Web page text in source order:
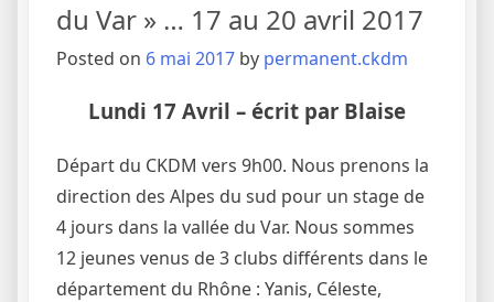
du Var » … 17 au 20 avril 2017
Posted on 6 mai 2017 by permanent.ckdm
Lundi 17 Avril – écrit par Blaise
Départ du CKDM vers 9h00. Nous prenons la
direction des Alpes du sud pour un stage de
4 jours dans la vallée du Var. Nous sommes
12 jeunes venus de 3 clubs différents dans le
département du Rhône : Yanis, Céleste,